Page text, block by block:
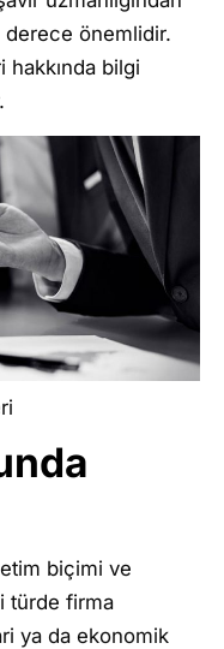
derece önemlidir.
bilgi
biçimi ve
türde firma
ya da ekonomik